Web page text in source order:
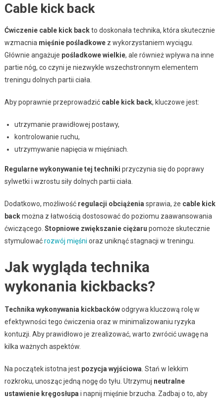
Cable kick back
Ćwiczenie cable kick backto doskonała technika, która skutecznie
wzmacnia mięśnie pośladkowez wykorzystaniem wyciągu.
Głównie angażuje pośladkowe wielkie, ale również wpływa na inne
partie nóg, co czyni je niezwykle wszechstronnym elementem
treningu dolnych partii ciała.
Aby poprawnie przeprowadzić cable kick back, kluczowe jest:
utrzymanie prawidłowej postawy,
kontrolowanie ruchu,
utrzymywanie napięcia w mięśniach.
Regularne wykonywanie tej techniki przyczynia się do poprawy
sylwetki i wzrostu siły dolnych partii ciała.
Dodatkowo, możliwość regulacji obciążenia sprawia, że cable kick
backmożna z łatwością dostosować do poziomu zaawansowania
ćwiczącego. Stopniowe zwiększanie ciężaru pomoże skutecznie
stymulowaćrozwój mięśni oraz uniknąć stagnacji w treningu.
Jak wygląda technika
wykonania kickbacks?
Technika wykonywania kickbackówodgrywa kluczową rolę w
efektywności tego ćwiczenia oraz w minimalizowaniu ryzyka
kontuzji. Aby prawidłowo je zrealizować, warto zwrócić uwagę na
kilka ważnych aspektów.
Na początek istotna jest pozycja wyjściowa . Stań w lekkim
rozkroku, unosząc jedną nogę do tyłu. Utrzymuj neutralne
ustawienie kręgosłupa i napnij mięśnie brzucha. Zadbaj o to, aby